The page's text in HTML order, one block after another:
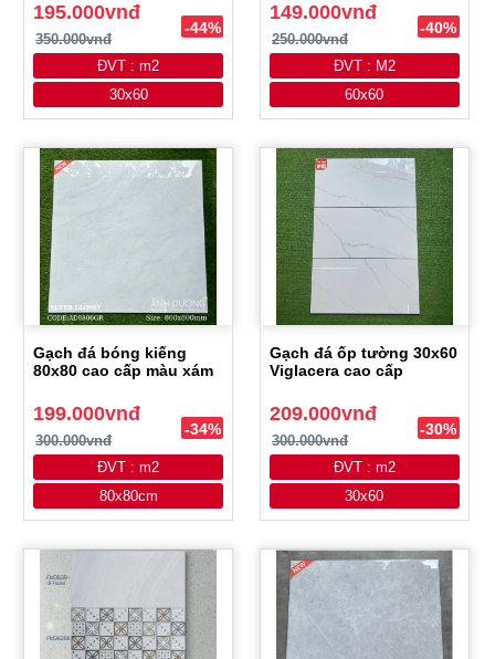
195.000vnđ
350.000vnđ
-44%
ĐVT : m2
30x60
149.000vnđ
250.000vnđ
-40%
ĐVT : M2
60x60
Gạch đá bóng kiếng
80x80 cao cấp màu xám
199.000vnđ
300.000vnđ
-34%
ĐVT : m2
80x80cm
Gạch đá ốp tường 30x60
Viglacera cao cấp
209.000vnđ
300.000vnđ
-30%
ĐVT : m2
30x60